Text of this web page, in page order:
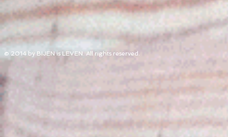
© 2014 by BIJEN is LEVEN. All rights reserved.